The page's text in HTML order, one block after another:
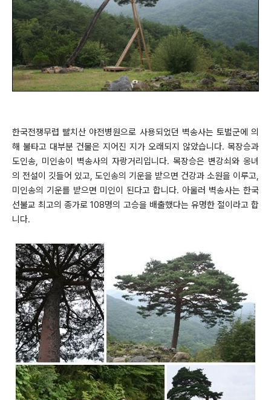
한국전쟁무렵 빨치산 야전병원으로 사용되었던 벽송사는 토벌군에 의
해 불타고 대부분 건물은 지어진 지가 오래되지 않았습니다. 목장승과
도인송, 미인송이 벽송사의 자랑거리입니다. 목장승은 변강쇠와 옹녀
의 전설이 깃들어 있고, 도인송의 기운을 받으면 건강과 소원을 이루고,
미인송의 기운를 받으면 미인이 된다고 합니다. 아울러 벽송사는 한국
선불교 최고의 종가로 108명의 고승을 배출했다는 유명한 절이라고 합
니다.